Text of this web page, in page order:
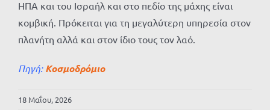
ΗΠΑ και του Ισραήλ και στο πεδίο της μάχης είναι
κομβική. Πρόκειται για τη μεγαλύτερη υπηρεσία στον
πλανήτη αλλά και στον ίδιο τους τον λαό.
Πηγή:Κοσμοδρόμιο
18 Μαΐου, 2026